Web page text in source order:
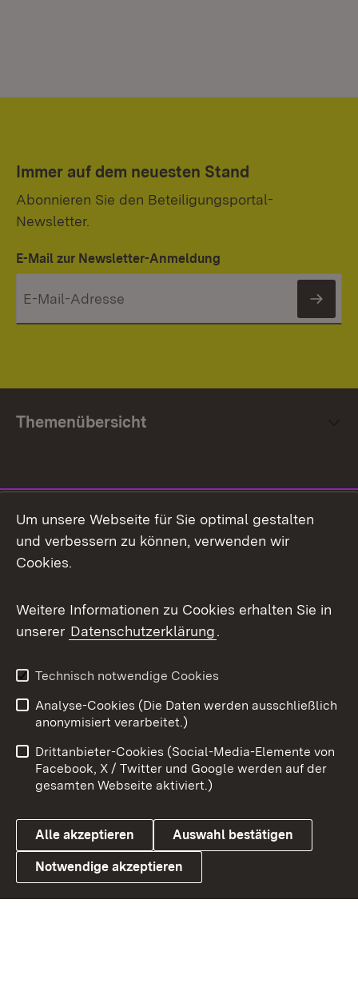
Immer auf dem neuesten Stand
Abonnieren Sie den Beteiligungsportal-
Newsletter.
E-Mail zur Newsletter-Anmeldung
Themenübersicht
Facebook
X / Twitter
Youtube
Link zum Landesportal
Impressum
Kontakt
Barrierefreiheit
Datenschutz
Cookies
Um unsere Webseite für Sie optimal gestalten
und verbessern zu können, verwenden wir
Cookies.
Weitere Informationen zu Cookies erhalten Sie in
unserer Datenschutzerklärung.
Technisch notwendige Cookies
Analyse-Cookies (Die Daten werden ausschließlich
anonymisiert verarbeitet.)
Drittanbieter-Cookies (Social-Media-Elemente von
Facebook, X / Twitter und Google werden auf der
gesamten Webseite aktiviert.)
Alle akzeptieren Auswahl bestätigen
Notwendige akzeptieren